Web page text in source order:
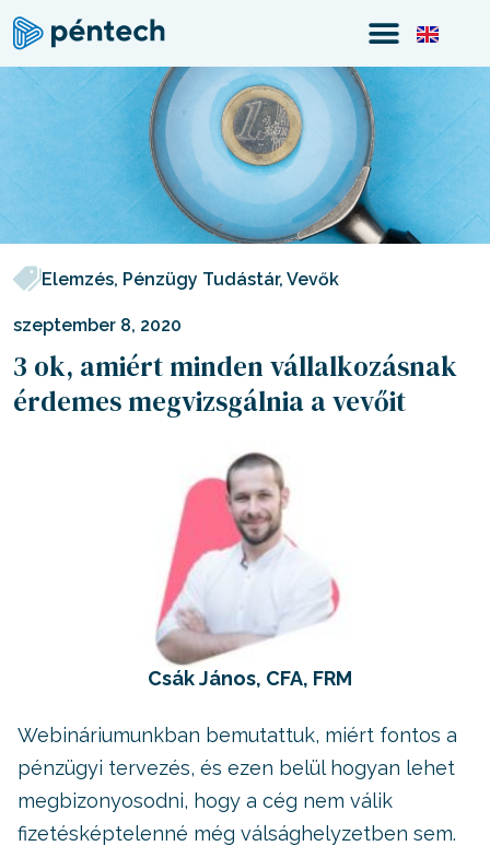
Elemzés, Pénzügy Tudástár, Vevők
szeptember 8, 2020
3 ok, amiért minden vállalkozásnak
érdemes megvizsgálnia a vevőit
Csák János, CFA, FRM
Webináriumunkban bemutattuk, miért fontos a
pénzügyi tervezés, és ezen belül hogyan lehet
megbizonyosodni, hogy a cég nem válik
fizetésképtelenné még válsághelyzetben sem.